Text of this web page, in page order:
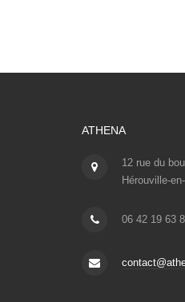
ATHENA
12 rue du
Hérouville-
06 42 19 63